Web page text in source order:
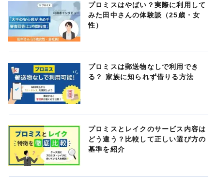
プロミスはやばい？実際に利用して
みた田中さんの体験談（25歳・女
性）
プロミスは郵送物なしで利用でき
る？ 家族に知られず借りる方法
プロミスとレイクのサービス内容は
どう違う？比較して正しい選び方の
基準を紹介